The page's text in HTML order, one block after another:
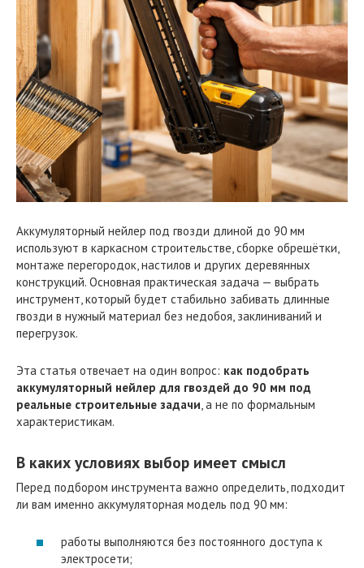
Аккумуляторный нейлер под гвозди длиной до 90 мм
используют в каркасном строительстве, сборке обрешётки,
монтаже перегородок, настилов и других деревянных
конструкций. Основная практическая задача — выбрать
инструмент, который будет стабильно забивать длинные
гвозди в нужный материал без недобоя, заклиниваний и
перегрузок.
Эта статья отвечает на один вопрос: как подобрать
аккумуляторный нейлер для гвоздей до 90 мм под
реальные строительные задачи , а не по формальным
характеристикам.
В каких условиях выбор имеет смысл
Перед подбором инструмента важно определить, подходит
ли вам именно аккумуляторная модель под 90 мм:
работы выполняются без постоянного доступа к
электросети;